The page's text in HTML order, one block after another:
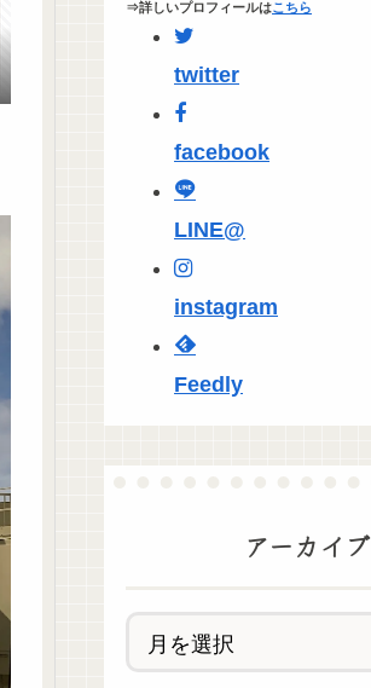
⇒詳しいプロフィールはこちら
twitter
facebook
LINE@
instagram
Feedly
アーカイブ